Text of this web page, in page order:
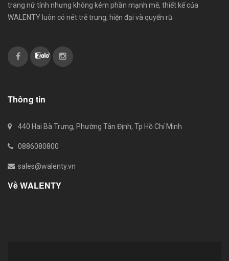
trang nữ tính nhưng không kém phần mạnh mẽ, thiết kế của
WALENTY luôn có nét trẻ trung, hiện đại và quyến rũ.
Thông tin
440 Hai Bà Trưng, Phường Tân Định, Tp Hồ Chí Minh
0886080800
sales@walenty.vn
Về WALENTY